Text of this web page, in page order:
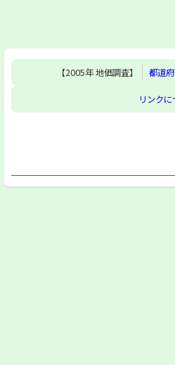
【2005年 地価調査】 都道
リンク